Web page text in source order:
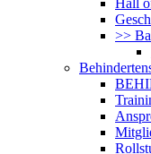
Hall
>>